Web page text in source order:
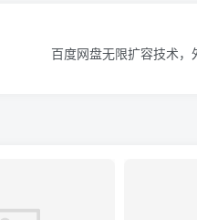
百度网盘无限扩容技术